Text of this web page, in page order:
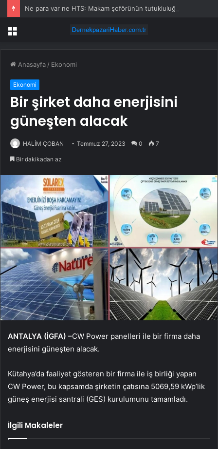
Menü
Anasayfa / Ekonomi
Ekonomi
Bir şirket daha enerjisini
güneşten alacak
HALİM ÇOBAN Temmuz 27, 2023 0 7
Bir dakikadan az
ANTALYA (İGFA) –CW Power panelleri ile bir firma daha
enerjisini güneşten alacak.
Kütahya’da faaliyet gösteren bir firma ile iş birliği yapan
CW Power, bu kapsamda şirketin çatısına 5069,59 kWp’lik
güneş enerjisi santrali (GES) kurulumunu tamamladı.
İlgili Makaleler